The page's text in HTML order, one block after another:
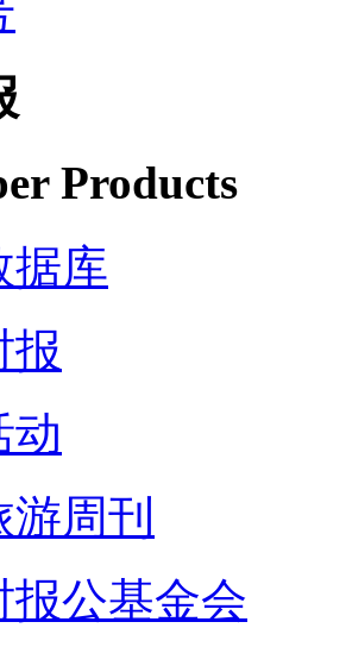
Products
据库
报
动
周刊
报公基金会